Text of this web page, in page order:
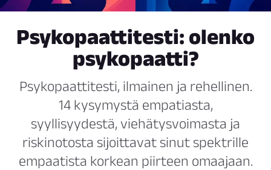
Psykopaattitesti: olenko
psykopaatti?
Psykopaattitesti, ilmainen ja rehellinen.
14 kysymystä empatiasta,
syyllisyydestä, viehätysvoimasta ja
riskinotosta sijoittavat sinut spektrille
empaatista korkean piirteen omaajaan.